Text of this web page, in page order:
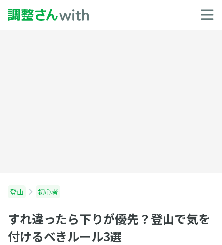
登山 初心者
すれ違ったら下りが優先？登山で気を
付けるべきルール3選